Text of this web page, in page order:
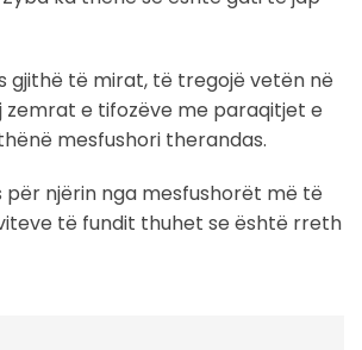
gjithë të mirat, të tregojë vetën në
zemrat e tifozëve me paraqitjet e
mesfushori therandas.
për njërin nga mesfushorët më të
të fundit thuhet se është rreth